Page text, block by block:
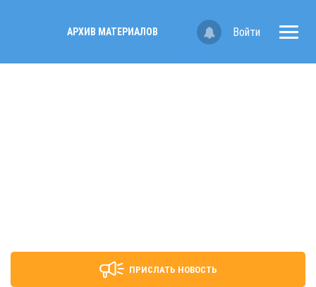
АРХИВ МАТЕРИАЛОВ Войти
ПРИСЛАТЬ НОВОСТЬ